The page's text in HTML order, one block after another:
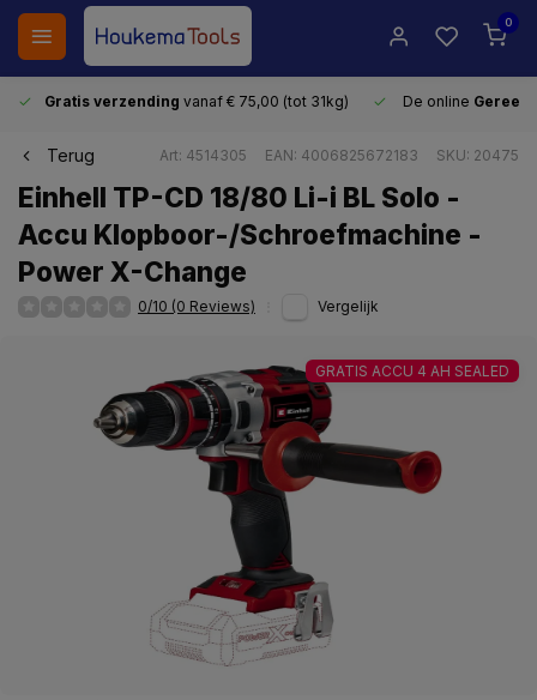
0
Gratis verzending vanaf € 75,00 (tot 31kg) De online
Terug Art: 4514305 EAN: 4006825672183 SKU: 20475
Einhell TP-CD 18/80 Li-i BL Solo -
Accu Klopboor-/Schroefmachine -
Power X-Change
0/10 (0 Reviews) Vergelijk
GRATIS ACCU 4 AH SEALED